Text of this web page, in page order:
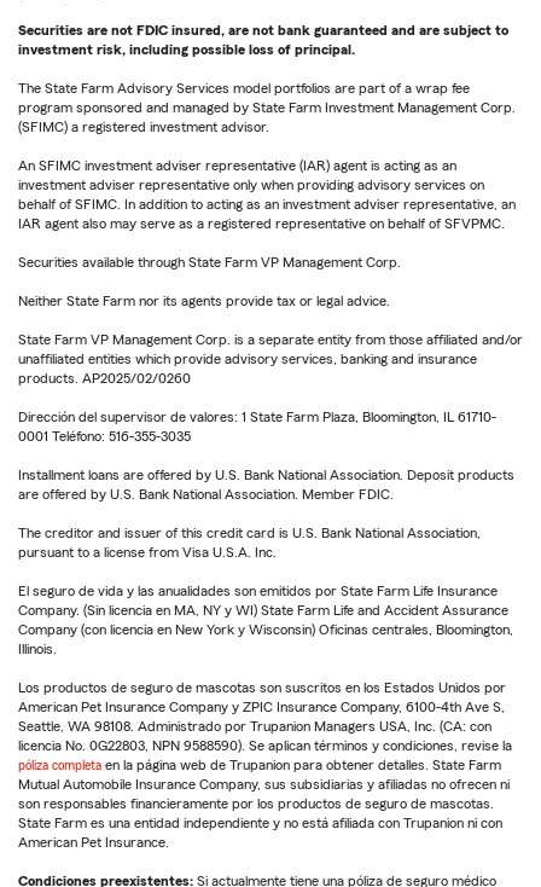
Securities are not FDIC insured, are not bank guaranteed and are subject to
investment risk, including possible loss of principal.
The State Farm Advisory Services model portfolios are part of a wrap fee
program sponsored and managed by State Farm Investment Management Corp.
(SFIMC) a registered investment advisor.
An SFIMC investment adviser representative (IAR) agent is acting as an
investment adviser representative only when providing advisory services on
behalf of SFIMC. In addition to acting as an investment adviser representative, an
IAR agent also may serve as a registered representative on behalf of SFVPMC.
Securities available through State Farm VP Management Corp.
Neither State Farm nor its agents provide tax or legal advice.
State Farm VP Management Corp. is a separate entity from those affiliated and/or
unaffiliated entities which provide advisory services, banking and insurance
products. AP2025/02/0260
Dirección del supervisor de valores: 1 State Farm Plaza, Bloomington, IL 61710-
0001 Teléfono: 516-355-3035
Installment loans are offered by U.S. Bank National Association. Deposit products
are offered by U.S. Bank National Association. Member FDIC.
The creditor and issuer of this credit card is U.S. Bank National Association,
pursuant to a license from Visa U.S.A. Inc.
El seguro de vida y las anualidades son emitidos por State Farm Life Insurance
Company. (Sin licencia en MA, NY y WI) State Farm Life and Accident Assurance
Company (con licencia en New York y Wisconsin) Oficinas centrales, Bloomington,
Illinois.
Los productos de seguro de mascotas son suscritos en los Estados Unidos por
American Pet Insurance Company y ZPIC Insurance Company, 6100-4th Ave S,
Seattle, WA 98108. Administrado por Trupanion Managers USA, Inc. (CA: con
licencia No. 0G22803, NPN 9588590). Se aplican términos y condiciones, revise la
póliza completa en la página web de Trupanion para obtener detalles. State Farm
Mutual Automobile Insurance Company, sus subsidiarias y afiliadas no ofrecen ni
son responsables financieramente por los productos de seguro de mascotas.
State Farm es una entidad independiente y no está afiliada con Trupanion ni con
American Pet Insurance.
Condiciones preexistentes: Si actualmente tiene una póliza de seguro médico